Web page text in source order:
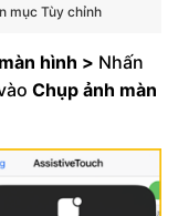
mục Tùy chỉnh
hình > Nhấn
Chụp ảnh màn